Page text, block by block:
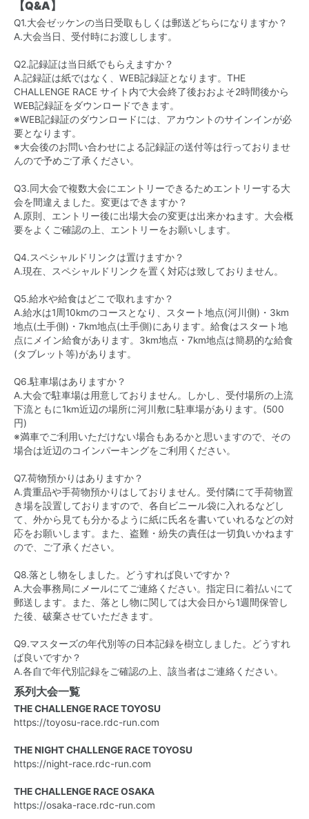
【Q&A】
Q1.大会ゼッケンの当日受取もしくは郵送どちらになりますか？
A.大会当日、受付時にお渡しします。
Q2.記録証は当日紙でもらえますか？
A.記録証は紙ではなく、WEB記録証となります。THE
CHALLENGE RACE サイト内で大会終了後おおよそ2時間後から
WEB記録証をダウンロードできます。
※WEB記録証のダウンロードには、アカウントのサインインが必
要となります。
※大会後のお問い合わせによる記録証の送付等は行っておりませ
んので予めご了承ください。
Q3.同大会で複数大会にエントリーできるためエントリーする大
会を間違えました。変更はできますか？
A.原則、エントリー後に出場大会の変更は出来かねます。大会概
要をよくご確認の上、エントリーをお願いします。
Q4.スペシャルドリンクは置けますか？
A.現在、スペシャルドリンクを置く対応は致しておりません。
Q5.給水や給食はどこで取れますか？
A.給水は1周10kmのコースとなり、スタート地点(河川側)・3km
地点(土手側)・7km地点(土手側)にあります。給食はスタート地
点にメイン給食があります。3km地点・7km地点は簡易的な給食
(タブレット等)があります。
Q6.駐車場はありますか？
A.大会で駐車場は用意しておりません。しかし、受付場所の上流
下流ともに1km近辺の場所に河川敷に駐車場があります。(500
円)
※満車でご利用いただけない場合もあるかと思いますので、その
場合は近辺のコインパーキングをご利用ください。
Q7.荷物預かりはありますか？
A.貴重品や手荷物預かりはしておりません。受付隣にて手荷物置
き場を設置しておりますので、各自ビニール袋に入れるなどし
て、外から見ても分かるように紙に氏名を書いていれるなどの対
応をお願いします。また、盗難・紛失の責任は一切負いかねます
ので、ご了承ください。
Q8.落とし物をしました。どうすれば良いですか？
A.大会事務局にメールにてご連絡ください。指定日に着払いにて
郵送します。また、落とし物に関しては大会日から1週間保管し
た後、破棄させていただきます。
Q9.マスターズの年代別等の日本記録を樹立しました。どうすれ
ば良いですか？
A.各自で年代別記録をご確認の上、該当者はご連絡ください。
系列大会一覧
THE CHALLENGE RACE TOYOSU
https://toyosu-race.rdc-run.com
THE NIGHT CHALLENGE RACE TOYOSU
https://night-race.rdc-run.com
THE CHALLENGE RACE OSAKA
https://osaka-race.rdc-run.com